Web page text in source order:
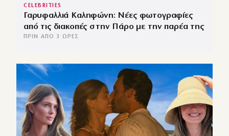
CELEBRITIES
Γαρυφαλλιά Καληφώνη: Νέες φωτογραφίες
από τις διακοπές στην Πάρο με την παρέα της
ΠΡΙΝ ΑΠΌ 3 ΏΡΕΣ